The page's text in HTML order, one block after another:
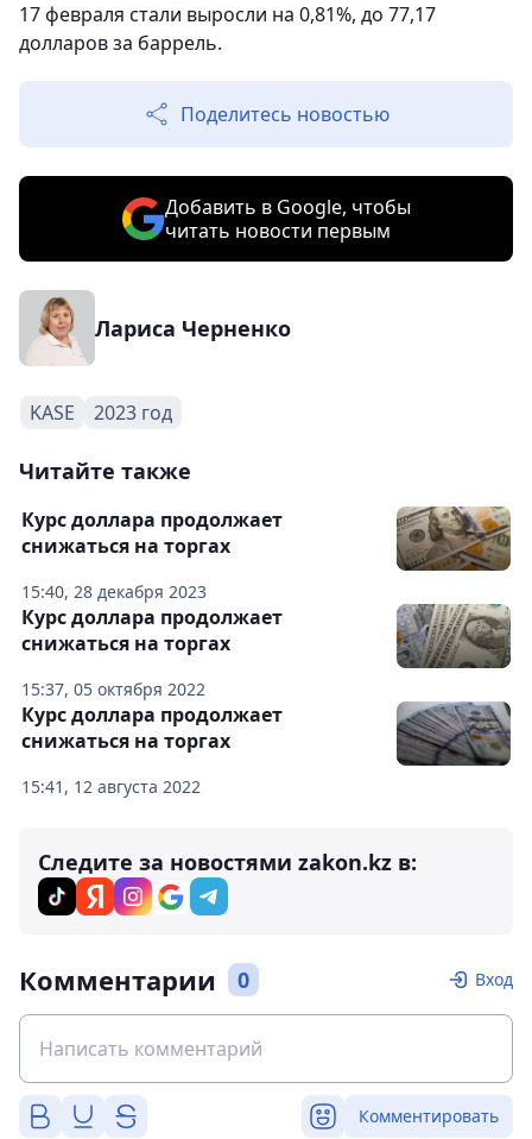
17 февраля стали выросли на 0,81%, до 77,17
долларов за баррель.
Поделитесь новостью
Добавить в Google, чтобы
читать новости первым
Лариса Черненко
KASE 2023 год
Читайте также
15:40, 28 декабря 2023
Курс доллара продолжает
снижаться на торгах
15:37, 05 октября 2022
Курс доллара продолжает
снижаться на торгах
15:41, 12 августа 2022
Курс доллара продолжает
снижаться на торгах
Следите за новостями zakon.kz в:
Комментарии 0 Вход
Комментировать